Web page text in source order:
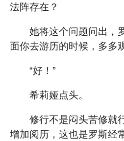
法阵存在？
她将这个问题问出，
面你去游历的时候，多多
“好！”
希莉娅点头。
修行不是闷头苦修就
增加阅历，这也是罗斯经